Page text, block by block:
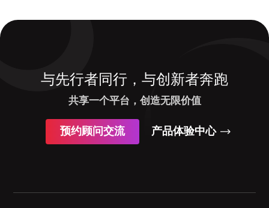
与先行者同行，与创新者奔跑
共享一个平台，创造无限价值
预约顾问交流 产品体验中心